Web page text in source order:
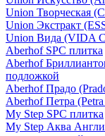
Union Творческая
Union Экстракт
Union Вида (VIDA
Aberhof SPC плитка
Aberhof
подложкой
Aberhof Прадо
Aberhof Петра
My Step SPC плитка
My Step Аква